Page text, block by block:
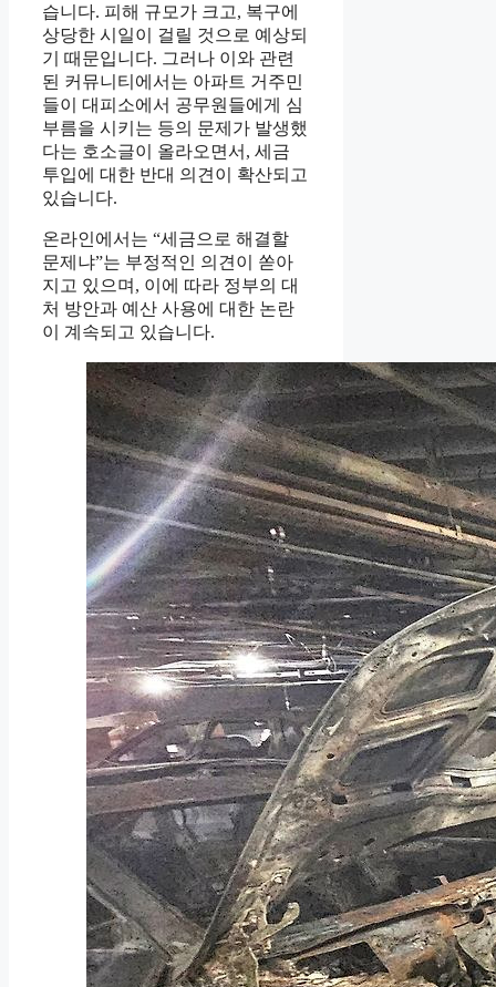
습니다. 피해 규모가 크고, 복구에
상당한 시일이 걸릴 것으로 예상되
기 때문입니다. 그러나 이와 관련
된 커뮤니티에서는 아파트 거주민
들이 대피소에서 공무원들에게 심
부름을 시키는 등의 문제가 발생했
다는 호소글이 올라오면서, 세금
투입에 대한 반대 의견이 확산되고
있습니다.
온라인에서는 “세금으로 해결할
문제냐”는 부정적인 의견이 쏟아
지고 있으며, 이에 따라 정부의 대
처 방안과 예산 사용에 대한 논란
이 계속되고 있습니다.